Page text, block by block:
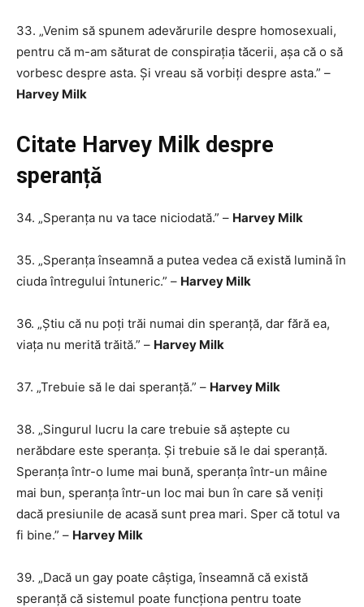
33. „Venim să spunem adevărurile despre homosexuali,
pentru că m-am săturat de conspirația tăcerii, așa că o să
vorbesc despre asta. Și vreau să vorbiți despre asta.” –
Harvey Milk
Citate Harvey Milk despre
speranță
34. „Speranța nu va tace niciodată.” – Harvey Milk
35. „Speranța înseamnă a putea vedea că există lumină în
ciuda întregului întuneric.” – Harvey Milk
36. „Știu că nu poți trăi numai din speranță, dar fără ea,
viața nu merită trăită.” – Harvey Milk
37. „Trebuie să le dai speranță.” – Harvey Milk
38. „Singurul lucru la care trebuie să aștepte cu
nerăbdare este speranța. Și trebuie să le dai speranță.
Speranța într-o lume mai bună, speranța într-un mâine
mai bun, speranța într-un loc mai bun în care să veniți
dacă presiunile de acasă sunt prea mari. Sper că totul va
fi bine.” – Harvey Milk
39. „Dacă un gay poate câștiga, înseamnă că există
speranță că sistemul poate funcționa pentru toate